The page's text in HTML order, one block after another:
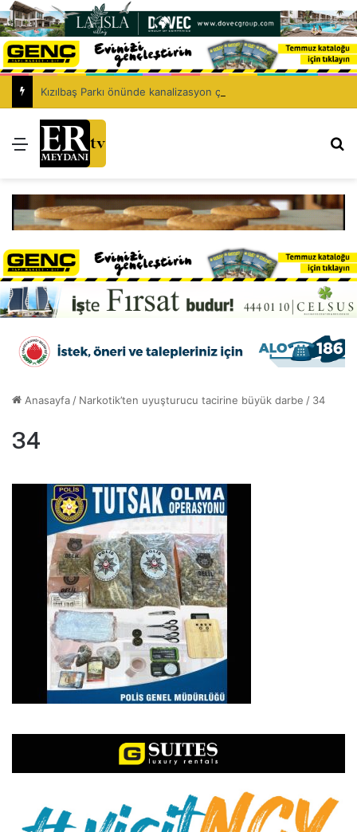
Menü
Anasayfa / Narkotik’ten uyuşturucu tacirine büyük darbe / 34
34